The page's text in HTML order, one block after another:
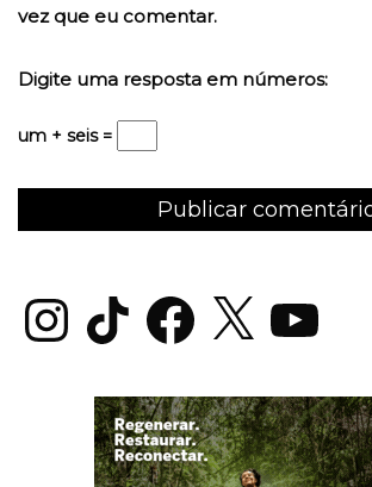
vez que eu comentar.
Digite uma resposta em números:
um + seis =
InstagramTikTok Facebook
X YouTube